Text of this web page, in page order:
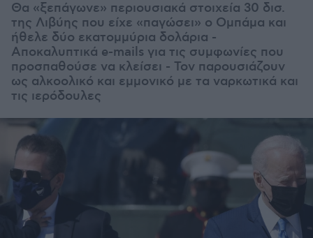
Θα «ξεπάγωνε» περιουσιακά στοιχεία 30 δισ.
της Λιβύης που είχε «παγώσει» ο Ομπάμα και
ήθελε δύο εκατομμύρια δολάρια -
Αποκαλυπτικά e-mails για τις συμφωνίες που
προσπαθούσε να κλείσει - Τον παρουσιάζουν
ως αλκοολικό και εμμονικό με τα ναρκωτικά και
τις ιερόδουλες